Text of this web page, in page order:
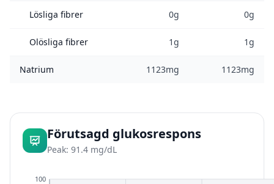
Lösliga fibrer 0g 0g
Olösliga fibrer 1g 1g
Natrium 1123mg 1123mg
Förutsagd glukosrespons
Peak: 91.4 mg/dL
100